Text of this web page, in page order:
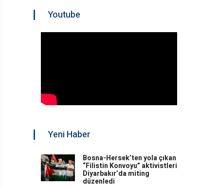
Youtube
Yeni Haber
Bosna-Hersek’ten yola çıkan
“Filistin Konvoyu” aktivistleri
Diyarbakır’da miting
düzenledi